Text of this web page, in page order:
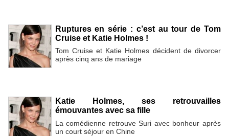
Ruptures en série : c’est au tour de Tom
Cruise et Katie Holmes !
Tom Cruise et Katie Holmes décident de divorcer
après cinq ans de mariage
Katie Holmes, ses retrouvailles
émouvantes avec sa fille
La comédienne retrouve Suri avec bonheur après
un court séjour en Chine